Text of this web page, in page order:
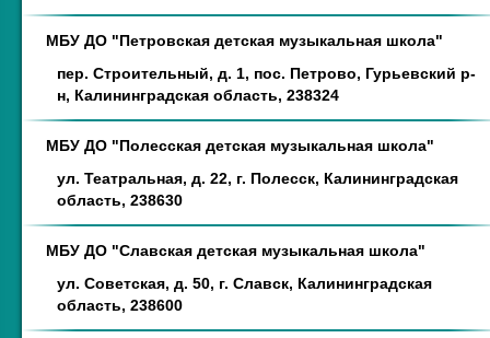
МБУ ДО "Петровская детская музыкальная школа"
пер. Строительный, д. 1, пос. Петрово, Гурьевский р-
н, Калининградская область, 238324
МБУ ДО "Полесская детская музыкальная школа"
ул. Театральная, д. 22, г. Полесск, Калининградская
область, 238630
МБУ ДО "Славская детская музыкальная школа"
ул. Советская, д. 50, г. Славск, Калининградская
область, 238600